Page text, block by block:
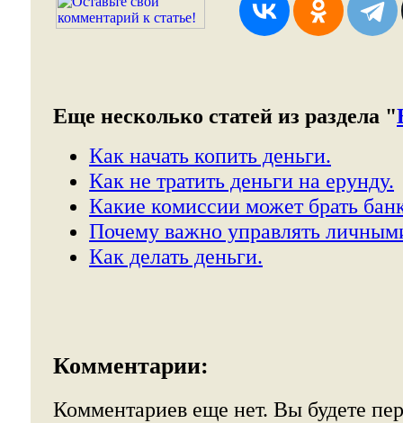
Еще несколько статей из раздела "
Как начать копить деньги.
Как не тратить деньги на ерунду.
Какие комиссии может брать
Почему важно управлять
Как делать деньги.
Комментарии:
Комментариев еще нет. Вы будете